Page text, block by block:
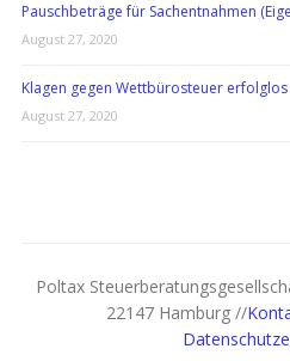
Pauschbeträge für Sachentnahmen
August 27, 2020
Klagen gegen Wettbürosteuer erfolglos
August 27, 2020
Poltax
22147 Hamburg //